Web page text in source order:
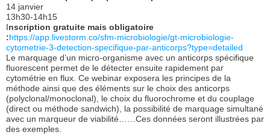
14 janvier
13h30-14h15
Inscription gratuite mais obligatoire
:https://app.livestorm.co/sfm-microbiologie/gt-microbiologie-
cytometrie-3-detection-specifique-par-anticorps?type=detailed
Le marquage d’un micro-organisme avec un anticorps spécifique
fluorescent permet de le détecter ensuite rapidement par
cytométrie en flux. Ce webinar exposera les principes de la
méthode ainsi que des éléments sur le choix des anticorps
(polyclonal/monoclonal), le choix du fluorochrome et du couplage
(direct ou méthode sandwich), la possibilité de marquage simultané
avec un marqueur de viabilité……Ces données seront illustrées par
des exemples.